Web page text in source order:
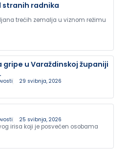
radnika
trećih zemalja u viznom režimu
u Varaždinskoj županiji
29 svibnja, 2026
25 svibnja, 2026
irisa koji je posvećen osobama